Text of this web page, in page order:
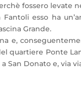
fossero levate
esso ha
Grande.
e,
quartiere Ponte
San Donato e, via